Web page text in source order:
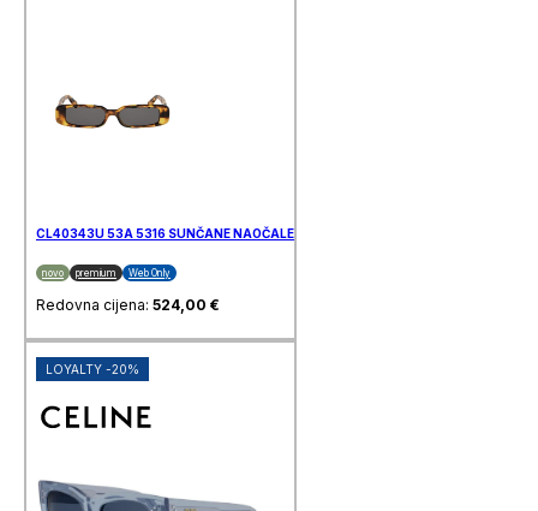
CL40343U 53A 5316 SUNČANE NAOČALE CELINE
novo premium Web Only
Redovna cijena: 524,00 €
LOYALTY -20%